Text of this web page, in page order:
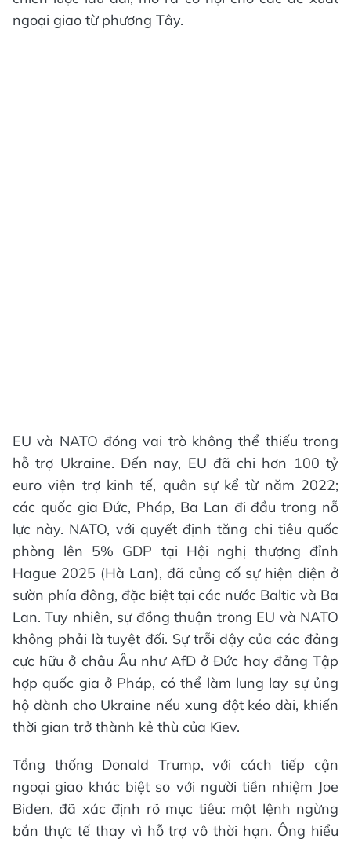
ngoại giao từ phương Tây.
EU và NATO đóng vai trò không thể thiếu trong
hỗ trợ Ukraine. Đến nay, EU đã chi hơn 100 tỷ
euro viện trợ kinh tế, quân sự kể từ năm 2022;
các quốc gia Đức, Pháp, Ba Lan đi đầu trong nỗ
lực này. NATO, với quyết định tăng chi tiêu quốc
phòng lên 5% GDP tại Hội nghị thượng đỉnh
Hague 2025 (Hà Lan), đã củng cố sự hiện diện ở
sườn phía đông, đặc biệt tại các nước Baltic và Ba
Lan. Tuy nhiên, sự đồng thuận trong EU và NATO
không phải là tuyệt đối. Sự trỗi dậy của các đảng
cực hữu ở châu Âu như AfD ở Đức hay đảng Tập
hợp quốc gia ở Pháp, có thể làm lung lay sự ủng
hộ dành cho Ukraine nếu xung đột kéo dài, khiến
thời gian trở thành kẻ thù của Kiev.
Tổng thống Donald Trump, với cách tiếp cận
ngoại giao khác biệt so với người tiền nhiệm Joe
Biden, đã xác định rõ mục tiêu: một lệnh ngừng
bắn thực tế thay vì hỗ trợ vô thời hạn. Ông hiểu